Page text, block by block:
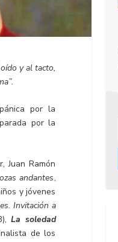
y al tacto,
por la
por la
Juan Ramón
andantes,
y jóvenes
Invitación a
La soledad
de los